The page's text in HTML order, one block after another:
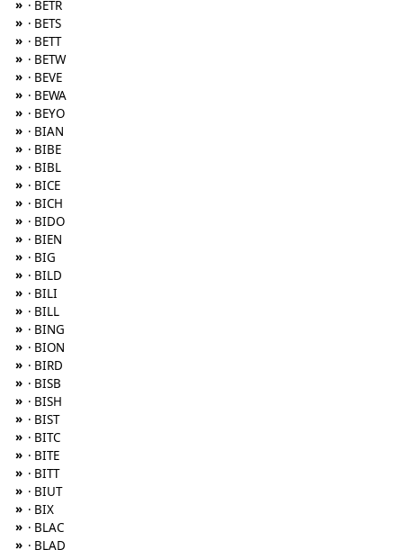
» · BETR
» · BETS
» · BETT
» · BETW
» · BEVE
» · BEWA
» · BEYO
» · BIAN
» · BIBE
» · BIBL
» · BICE
» · BICH
» · BIDO
» · BIEN
» · BIG
» · BILD
» · BILI
» · BILL
» · BING
» · BION
» · BIRD
» · BISB
» · BISH
» · BIST
» · BITC
» · BITE
» · BITT
» · BIUT
» · BIX
» · BLAC
» · BLAD